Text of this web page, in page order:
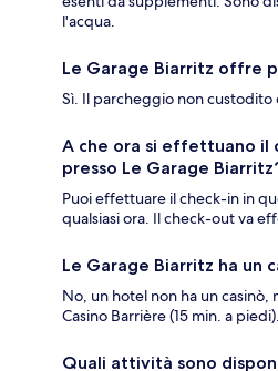
l'acqua.
Le Garage Biarritz offre
Sì. Il parcheggio non custodito
A che ora si effettuano il
presso Le Garage
Puoi effettuare il check-in in
qualsiasi ora. Il check-out va
Le Garage Biarritz ha un
No, un hotel non ha un casinò,
Casino Barrière (15 min. a piedi).
Quali attività sono